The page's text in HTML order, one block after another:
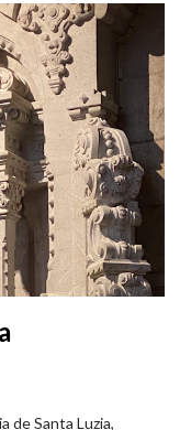
(2019.10.25)
Feira Semanal
em Viana do
do Castelo
de Santa Luzia,